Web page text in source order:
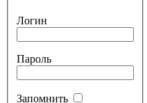
Логин
Пароль
Запомнить